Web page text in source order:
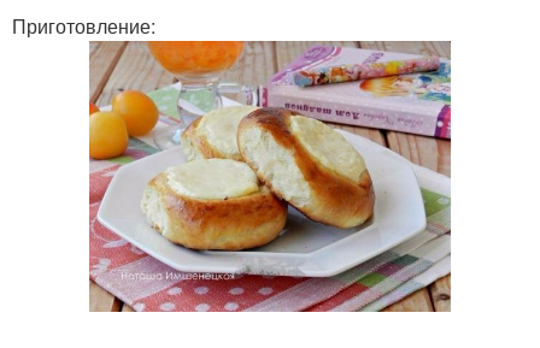
Приготовление: